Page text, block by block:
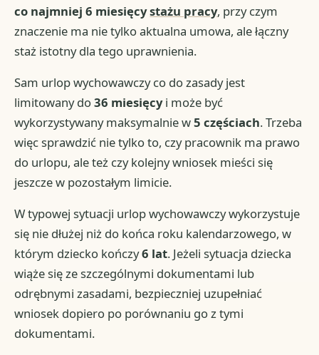
co najmniej 6 miesięcystażu pracy, przy czym
znaczenie ma nie tylko aktualna umowa, ale łączny
staż istotny dla tego uprawnienia.
Sam urlop wychowawczy co do zasady jest
limitowany do36 miesięcyi może być
wykorzystywany maksymalnie w5 częściach. Trzeba
więc sprawdzić nie tylko to, czy pracownik ma prawo
do urlopu, ale też czy kolejny wniosek mieści się
jeszcze w pozostałym limicie.
W typowej sytuacji urlop wychowawczy wykorzystuje
się nie dłużej niż do końca roku kalendarzowego, w
którym dziecko kończy6 lat. Jeżeli sytuacja dziecka
wiąże się ze szczególnymi dokumentami lub
odrębnymi zasadami, bezpieczniej uzupełniać
wniosek dopiero po porównaniu go z tymi
dokumentami.